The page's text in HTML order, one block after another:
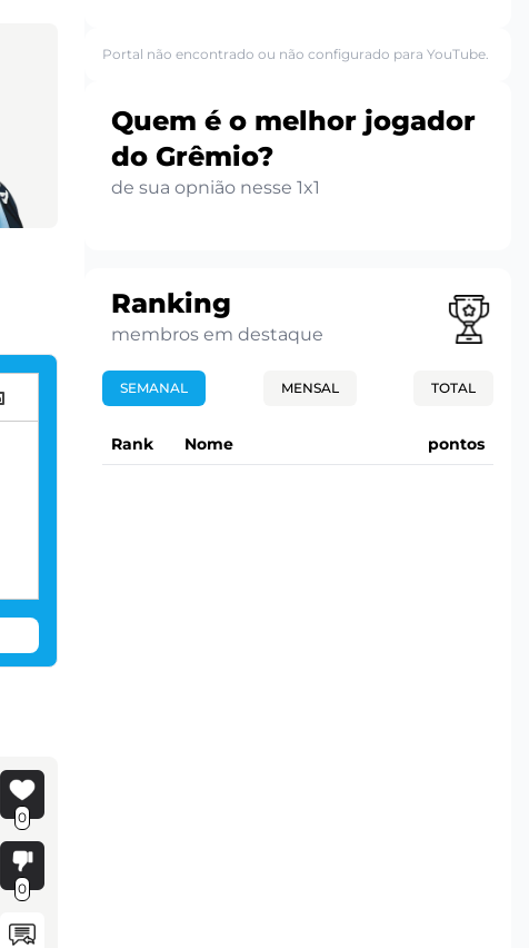
0
0
Portal não encontrado ou não configurado para YouTube.
Quem é o melhor jogador
do Grêmio?
de sua opnião nesse 1x1
Ranking
membros em destaque
SEMANAL MENSAL TOTAL
Rank Nome pontos